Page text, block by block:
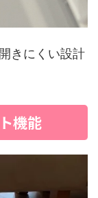
きにくい設計
機能